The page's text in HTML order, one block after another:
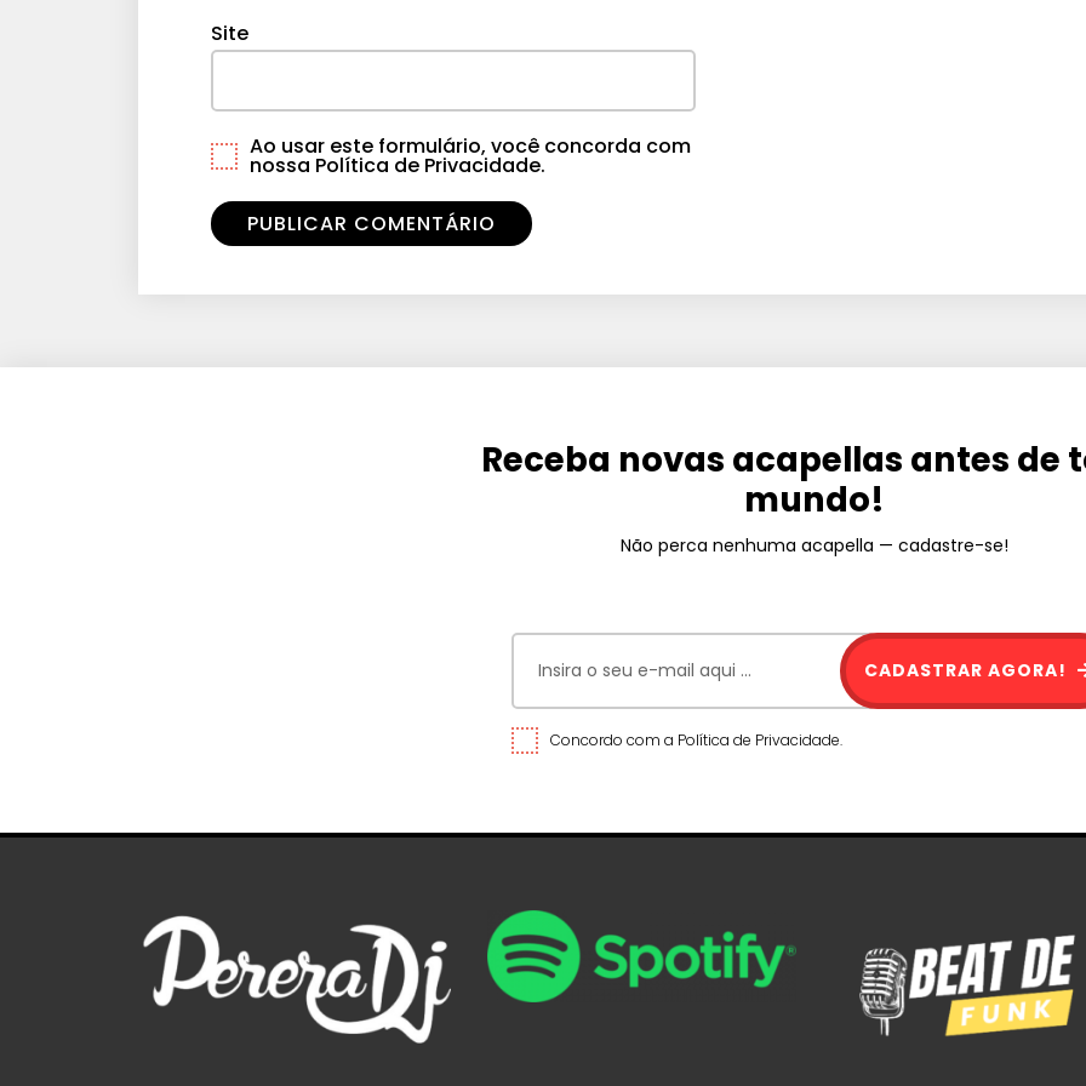
Site
Ao usar este formulário, você concorda com
nossa Política de Privacidade.
Receba novas acapellas antes de
mundo!
Não perca nenhuma acapella — cadastre-se!
Concordo com a Política de Privacidade.
CADASTRAR AGORA!